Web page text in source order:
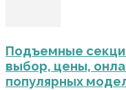
Подъемные
выбор, цены,
популярных